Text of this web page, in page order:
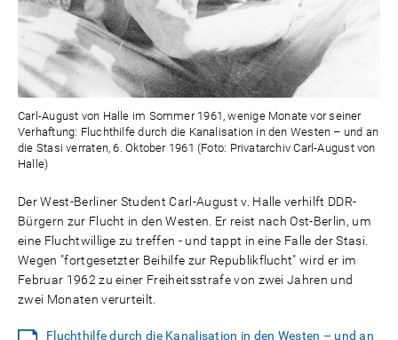
Carl-August von Halle im Sommer 1961, wenige Monate vor seiner
Verhaftung: Fluchthilfe durch die Kanalisation in den Westen – und an
die Stasi verraten, 6. Oktober 1961 (Foto: Privatarchiv Carl-August von
Halle)
Der West-Berliner Student Carl-August v. Halle verhilft DDR-
Bürgern zur Flucht in den Westen. Er reist nach Ost-Berlin, um
eine Fluchtwillige zu treffen - und tappt in eine Falle der Stasi.
Wegen "fortgesetzter Beihilfe zur Republikflucht" wird er im
Februar 1962 zu einer Freiheitsstrafe von zwei Jahren und
zwei Monaten verurteilt.
Fluchthilfe durch die Kanalisation in den Westen – und an